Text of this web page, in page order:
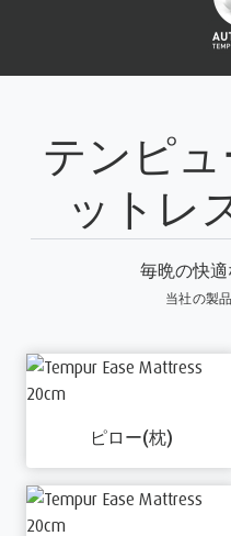
テンピ
ットレ
毎晩の快
当社の製
ピロー(枕)